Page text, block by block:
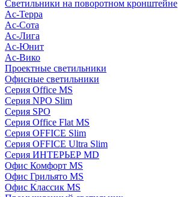
Светильники на поворотном кронштейне
Ас-Терра
Ас-Сота
Ас-Лига
Ас-Юнит
Ас-Вико
Проектные светильники
Офисные светильники
Серия Office MS
Серия NPO Slim
Серия SPO
Серия Office Flat MS
Серия OFFICE Slim
Серия OFFICE Ultra Slim
Серия ИНТЕРЬЕР MD
Офис Комфорт MS
Офис Грильято MS
Офис Классик MS